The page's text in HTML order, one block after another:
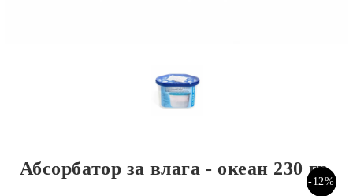
Абсорбатор за влага - океан 230 гр.
-12%